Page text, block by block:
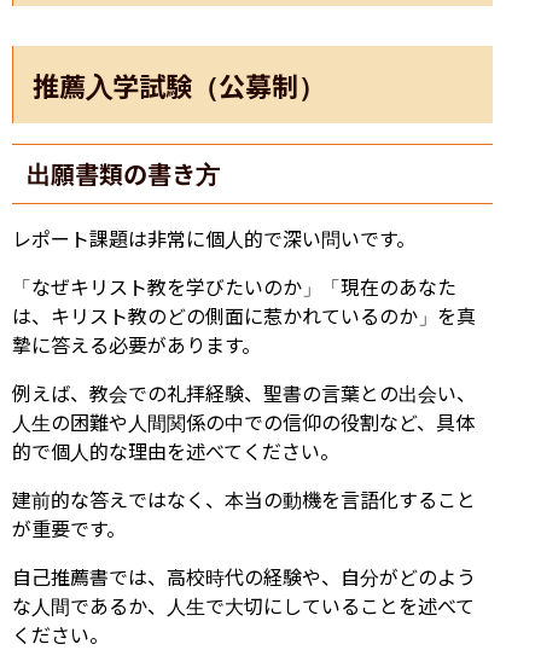
推薦入学試験（公募制）
出願書類の書き方
レポート課題は非常に個人的で深い問いです。
「なぜキリスト教を学びたいのか」「現在のあなた
は、キリスト教のどの側面に惹かれているのか」を真
摯に答える必要があります。
例えば、教会での礼拝経験、聖書の言葉との出会い、
人生の困難や人間関係の中での信仰の役割など、具体
的で個人的な理由を述べてください。
建前的な答えではなく、本当の動機を言語化すること
が重要です。
自己推薦書では、高校時代の経験や、自分がどのよう
な人間であるか、人生で大切にしていることを述べて
ください。